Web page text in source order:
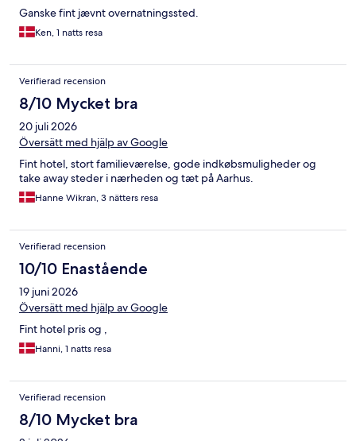
Ganske fint jævnt overnatningssted.
Ken, 1 natts resa
Verifierad recension
8/10 Mycket bra
20 juli 2026
Översätt med hjälp av Google
Fint hotel, stort familieværelse, gode indkøbsmuligheder og
take away steder i nærheden og tæt på Aarhus.
Hanne Wikran, 3 nätters resa
Verifierad recension
10/10 Enastående
19 juni 2026
Översätt med hjälp av Google
Fint hotel pris og ,
Hanni, 1 natts resa
Verifierad recension
8/10 Mycket bra